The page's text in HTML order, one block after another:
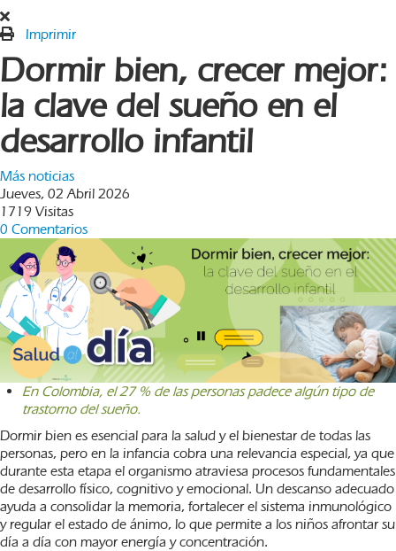
Imprimir
Dormir bien, crecer mejor:
la clave del sueño en el
desarrollo infantil
Más noticias
Jueves, 02 Abril 2026
1719 Visitas
0 Comentarios
En Colombia, el 27 % de las personas padece algún tipo de
trastorno del sueño.
Dormir bien es esencial para la salud y el bienestar de todas las
personas, pero en la infancia cobra una relevancia especial, ya que
durante esta etapa el organismo atraviesa procesos fundamentales
de desarrollo físico, cognitivo y emocional. Un descanso adecuado
ayuda a consolidar la memoria, fortalecer el sistema inmunológico
y regular el estado de ánimo, lo que permite a los niños afrontar su
día a día con mayor energía y concentración.